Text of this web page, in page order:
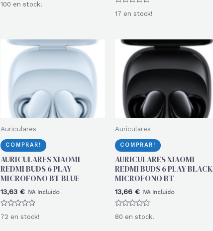
con
100 en stock!
con
17 en stock!
Auriculares
COMPRAR!
AURICULARES XIAOMI
REDMI BUDS 6 PLAY
MICROFONO BT BLUE
13,63 € IVA Incluido
con
72 en stock!
Auriculares
COMPRAR!
AURICULARES XIAOMI
REDMI BUDS 6 PLAY BLACK
MICROFONO BT
13,66 € IVA Incluido
con
80 en stock!